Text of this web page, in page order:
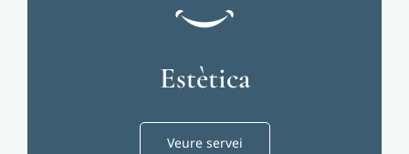
Estètica
Veure servei